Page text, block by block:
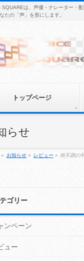
SQUAREは、声優・ナレーター・
たの「声」を形にします。
トップページ
らせ
» お知らせ » レビュー » 絶不調の
ゴリー
ンペーン
ュー